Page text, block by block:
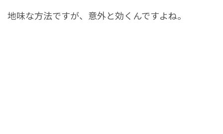
地味な方法ですが、意外と効くんですよね。